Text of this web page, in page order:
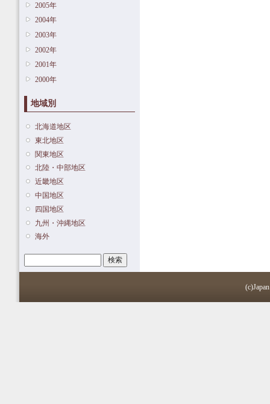
2005年
2004年
2003年
2002年
2001年
2000年
地域別
北海道地区
東北地区
関東地区
北陸・中部地区
近畿地区
中国地区
四国地区
九州・沖縄地区
海外